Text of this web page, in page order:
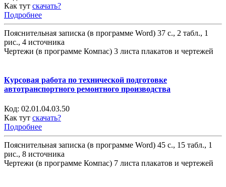
Как тут скачать?
Подробнее
Пояснительная записка (в программе Word) 37 с., 2 табл., 1
рис., 4 источника
Чертежи (в программе Компас) 3 листа плакатов и чертежей
Курсовая работа по технической подготовке
автотранспортного ремонтного производства
Код: 02.01.04.03.50
Как тут скачать?
Подробнее
Пояснительная записка (в программе Word) 45 с., 15 табл., 1
рис., 8 источника
Чертежи (в программе Компас) 7 листа плакатов и чертежей